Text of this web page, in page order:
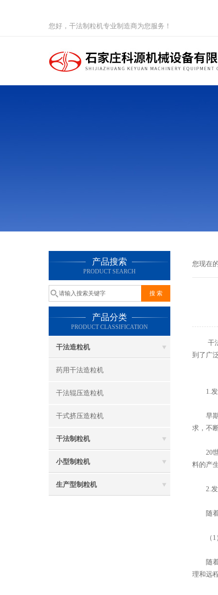
您好，干法制粒机专业制造商为您服务！
产品搜索
PRODUCT SEARCH
产品分类
PRODUCT CLASSIFICATION
干法造粒机
药用干法造粒机
干法辊压造粒机
干式挤压造粒机
干法制粒机
小型制粒机
生产型制粒机
您现在
干法
到了广
1.发
早期
求，不
20世
料的产
2.发
随着
（1）
随着
理和远